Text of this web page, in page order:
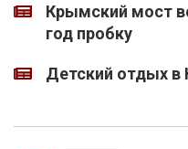
Крымский мост
год пробку
Детский отдых